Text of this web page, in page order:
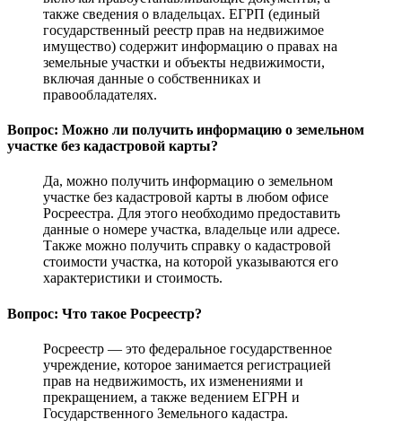
также сведения о владельцах. ЕГРП (единый
государственный реестр прав на недвижимое
имущество) содержит информацию о правах на
земельные участки и объекты недвижимости,
включая данные о собственниках и
правообладателях.
Вопрос: Можно ли получить информацию о земельном
участке без кадастровой карты?
Да, можно получить информацию о земельном
участке без кадастровой карты в любом офисе
Росреестра. Для этого необходимо предоставить
данные о номере участка, владельце или адресе.
Также можно получить справку о кадастровой
стоимости участка, на которой указываются его
характеристики и стоимость.
Вопрос: Что такое Росреестр?
Росреестр — это федеральное государственное
учреждение, которое занимается регистрацией
прав на недвижимость, их изменениями и
прекращением, а также ведением ЕГРН и
Государственного Земельного кадастра.